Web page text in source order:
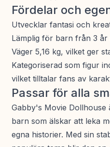
Fördelar och
Utvecklar fantasi och
Lämplig för barn från 3 år
Väger 5,16 kg, vilket ger
Kategoriserad som figur
vilket tilltalar fans av
Passar för alla
Gabby's Movie
barn som älskar att leka
egna historier. Med sin